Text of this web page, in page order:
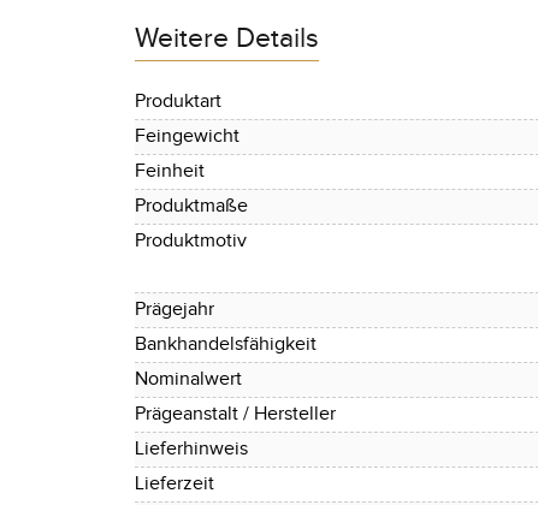
Weitere Details
Produktart
Feingewicht
Feinheit
Produktmaße
Produktmotiv
Prägejahr
Bankhandelsfähigkeit
Nominalwert
Prägeanstalt / Hersteller
Lieferhinweis
Lieferzeit